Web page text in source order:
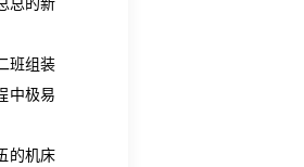
班组装
中极易
的机床